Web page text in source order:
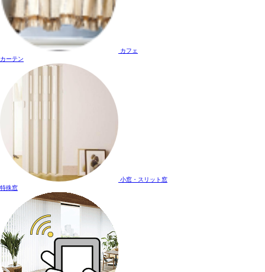
カフェ
カーテン
小窓・スリット窓
特殊窓